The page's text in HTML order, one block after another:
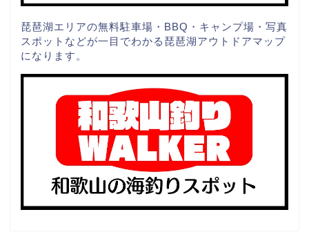
琵琶湖エリアの無料駐車場・BBQ・キャンプ場・写真
スポットなどが一目でわかる琵琶湖アウトドアマップ
になります。